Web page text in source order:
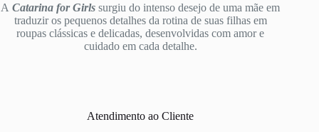
ACatarina for Girls surgiu do intenso desejo de uma mãe em
traduzir os pequenos detalhes da rotina de suas filhas em
roupas clássicas e delicadas, desenvolvidas com amor e
cuidado em cada detalhe.
Atendimento ao Cliente